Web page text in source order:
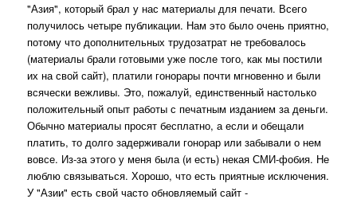
"Азия", который брал у нас материалы для печати. Всего
получилось четыре публикации. Нам это было очень приятно,
потому что дополнительных трудозатрат не требовалось
(материалы брали готовыми уже после того, как мы постили
их на свой сайт), платили гонорары почти мгновенно и были
всячески вежливы. Это, пожалуй, единственный настолько
положительный опыт работы с печатным изданием за деньги.
Обычно материалы просят бесплатно, а если и обещали
платить, то долго задерживали гонорар или забывали о нем
вовсе. Из-за этого у меня была (и есть) некая СМИ-фобия. Не
люблю связываться. Хорошо, что есть приятные исключения.
У "Азии" есть свой часто обновляемый сайт -